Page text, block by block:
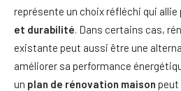
représente un choix réfléchi qui allie
et durabilité. Dans certains cas,
existante peut aussi être une
améliorer sa performance
un plan de rénovation maison peut